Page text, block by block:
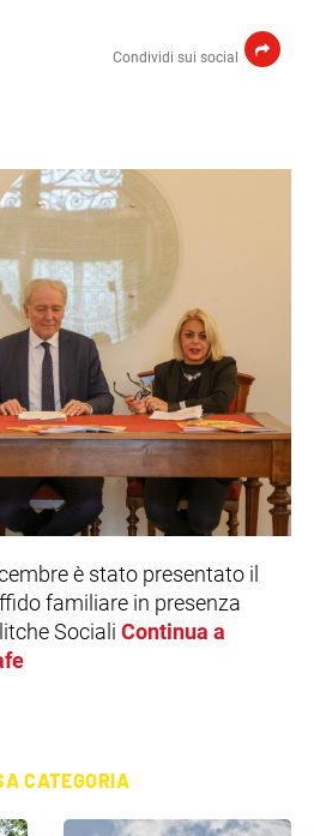
Condividi sui social
è stato presentato il
familiare in presenza
Sociali Continua a
CATEGORIA